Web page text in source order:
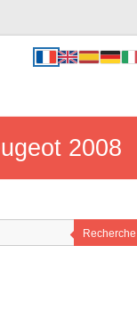
2008
Recherche